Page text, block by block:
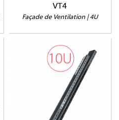
VT4
Façade de Ventilation | 4U
RK-RR10